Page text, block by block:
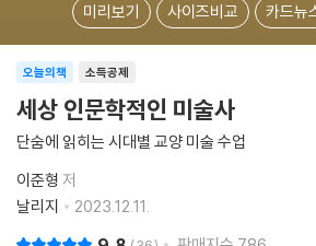
미리보기 사이즈비교 카드뉴
소득공제
오늘의책
세상 인문학적인 미술사
단숨에 읽히는 시대별 교양 미술 수업
이준형 저
날리지
2023.12.11.